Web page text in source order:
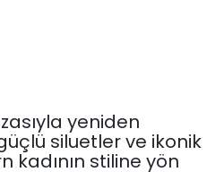
yeniden
siluetler ve ikonik
stiline yön